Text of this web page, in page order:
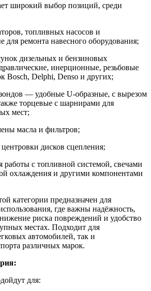
широкий выбор позиций, среди
топливных насосов и
для ремонта навесного оборудования;
дизельных и бензиновых
инерционные, резьбовые
Bosch, Delphi, Denso и других;
— удобные U-образные, с вырезом
торцевые с шарнирами для
мест;
масла и фильтров;
дисков сцепления;
работы с топливной системой, свечами
охлаждения и другими компонентами
категории предназначен для
где важны надёжность,
риска повреждений и удобство
местах. Подходит для
автомобилей, так и
различных марок.
для: